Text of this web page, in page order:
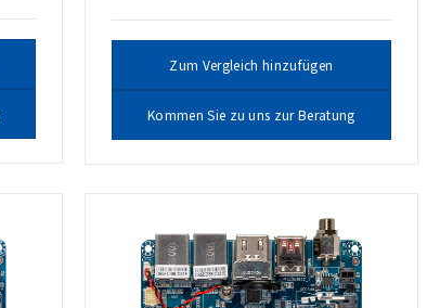
Zum Vergleich hinzufügen
Kommen Sie zu uns zur Beratung